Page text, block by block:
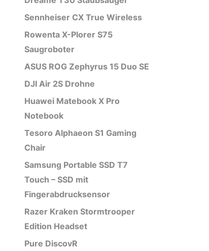
Sennheiser CX True Wireless
Rowenta X-Plorer S75
Saugroboter
ASUS ROG Zephyrus 15 Duo SE
DJI Air 2S Drohne
Huawei Matebook X Pro
Notebook
Tesoro Alphaeon S1 Gaming
Chair
Samsung Portable SSD T7
Touch – SSD mit
Fingerabdrucksensor
Razer Kraken Stormtrooper
Edition Headset
Pure DiscovR